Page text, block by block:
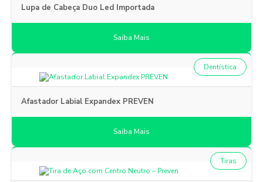
Lupa de Cabeça Duo Led Importada
Saiba Mais
Afastador Labial Expandex PREVEN
Dentística
Saiba Mais
Tiras